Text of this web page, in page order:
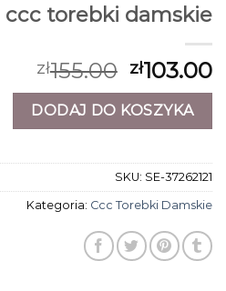
ccc torebki damskie
zł155.00 zł103.00
damskie
DODAJ DO KOSZYKA
SKU: SE-37262121
Kategoria: Ccc Torebki Damskie